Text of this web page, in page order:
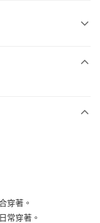
穿著。
常穿著。